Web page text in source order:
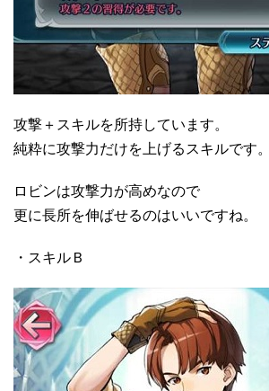
攻撃＋スキルを所持しています。
純粋に攻撃力だけを上げるスキルです。
ロビンは攻撃力が高めなので
更に長所を伸ばせるのはいいですね。
・スキルＢ